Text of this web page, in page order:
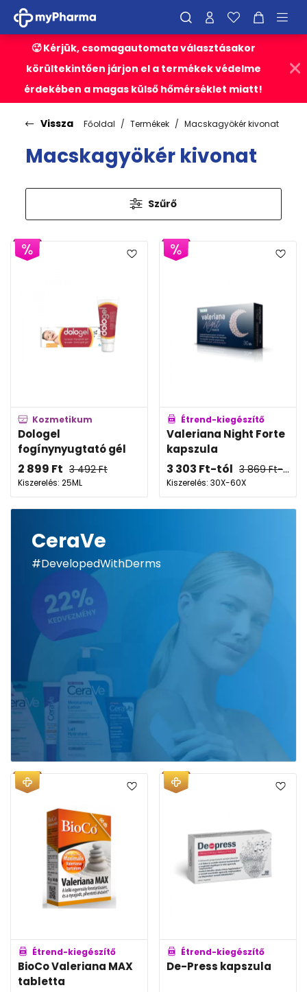
🥵 Kérjük, csomagautomata választásakor
körültekintően járjon el a termékek védelme
érdekében a magas külső hőmérséklet miatt!
Vissza Főoldal Termékek Macskagyökér kivonat
Macskagyökér kivonat
Szűrő
Kozmetikum
Dologel
fogínynyugtató gél
2 899 Ft 3 492Ft
Kiszerelés: 25ML
Étrend-kiegészítő
Valeriana Night Forte
kapszula
3 303 Ft-tól 3 869Ft-tól
Kiszerelés: 30X-60X
CeraVe
#DevelopedWithDerms
Étrend-kiegészítő
BioCo Valeriana MAX
tabletta
Étrend-kiegészítő
De-Press kapszula